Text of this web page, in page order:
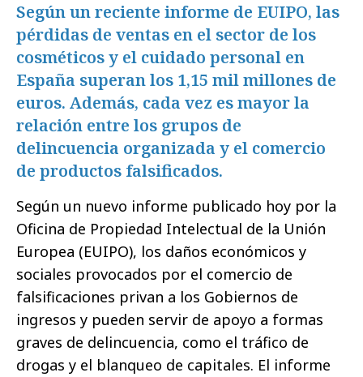
Según un reciente informe de EUIPO, las
pérdidas de ventas en el sector de los
cosméticos y el cuidado personal en
España superan los 1,15 mil millones de
euros. Además, cada vez es mayor la
relación entre los grupos de
delincuencia organizada y el comercio
de productos falsificados.
Según un nuevo informe publicado hoy por la
Oficina de Propiedad Intelectual de la Unión
Europea (EUIPO), los daños económicos y
sociales provocados por el comercio de
falsificaciones privan a los Gobiernos de
ingresos y pueden servir de apoyo a formas
graves de delincuencia, como el tráfico de
drogas y el blanqueo de capitales. El informe